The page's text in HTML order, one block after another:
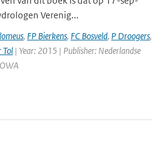
Verenig...
, FP Bierkens, FC Bosveld, P Droogers,
Tol | Year: 2015 | Publisher: Nederlandse